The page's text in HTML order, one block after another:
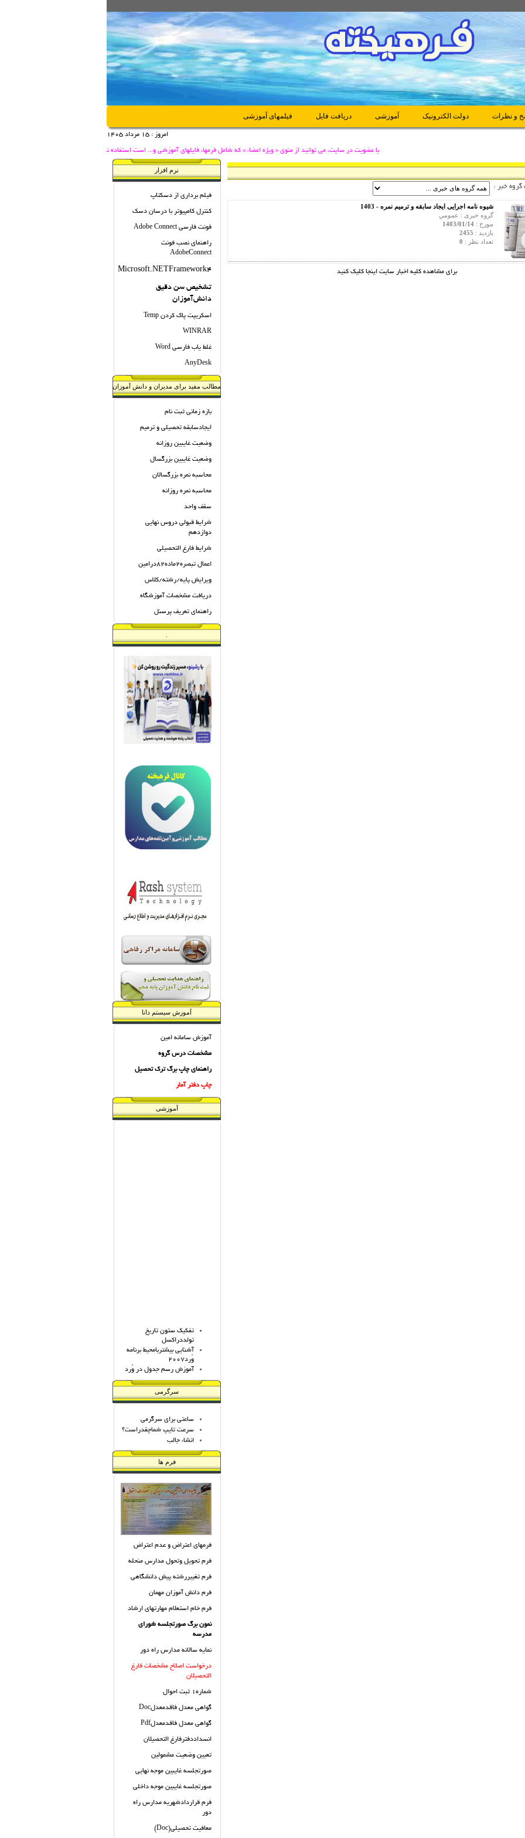
و نظرات دولت الکترونیک آموزشی دريافت فايل فیلمهای آموزشی
امروز : 15 مرداد 1405
با عضويت در سایت، می توانید از منوی « ویژه اعضاء » که شامل فرمها، فایلهای آموزشی و... است استفاده نمایید.
نرم افزار
فیلم برداری از دسکتاپ
کنترل کامپیوتر با درسان دسک
فونت فارسی Adobe Connect
راهنمای نصب فونت
AdobeConnect
Microsoft.NETFramework4
تشخیص سن دقیق
دانش‌آموزان
Temp اسكريپت پاك كردن
WINRAR
Word غلط یاب فارسی
AnyDesk
مطالب مفید برای مدیران و دانش آموزان
بازه زمانی ثبت نام
ایجادسابقه تحصیلی و ترمیم
وضعیت غایبین روزانه
وضعیت غایبین بزرگسال
محاسبه نمره بزرگسالان
محاسبه نمره روزانه
سقف واحد
شرایط قبولی دروس نهایی
دوازدهم
شرایط فارغ التحصیلی
اعمال تبصره2ماده82درامین
ویرایش پایه/رشته/کلاس
دریافت مشخصات آموزشگاه
راهنمای تعریف پرسنل
آموزش سیستم دانا
آموزش سامانه امین
مشخصات درس گروه
راهنماي چاپ برگ ترك تحصيل
چاپ دفتر آمار
آموزشی
تولددراکسل
آشنایی بیشتربامحیط برنامه
وُرد2007
آموزش رسم جدول در وُرد
تایپ انگلیسی و فارسی اعداد
در وُرد
کار با اسناد در وُرد
آموزش سناد(تعریف رشته)
حذف آدرسهای ثبت شده
ازاینترنت اکسپلورر
تبدیل فایل صوتی به MP3
آموزش فتوشاپ(1)
آموزش فتوشاپ(2)
آموزش فتوشاپ(3)
آموزش فتوشاپ(5)
آموزش فتوشاپ(6)
آموزش فتوشاپ(7)
آموزش فتوشاپ(8)
آموزش فتوشاپ(9)
آموزش نصب ویندوز ایکس
پی
سرگرمی
سرعت تایپ شماچقدراست؟
انشاء جالب
فرم ها
فرمهای اعتراض و عدم اعتراض
فرم تحويل وتحول مدارس منحله
فرم تغييررشته پيش دانشگاهي
فرم دانش آموزان مهمان
فرم خام استعلام مهارتهاي ارشاد
نمون برگ صورتجلسه شوراي
مدرسه
نمايه سالانه مدارس راه دور
درخواست اصلاح مشخصات فارغ
التحصيلان
شماره1 ثبت احوال
گواهي معدل فاقدمعدلDoc
گواهي معدل فاقدمعدلPdf
انسداددفترفارغ التحصیلان
تعیین وضعیت مشمولین
صورتجلسه غايبين موجه نهايي
صورتجلسه غايبين موجه داخلي
فرم قراردادشهریه مدارس راه
دور
معافیت تحصیلی(Doc)
گروه خبر :
شیوه نامه اجرایی ایجاد سابقه و ترمیم نمره - 1403
گروه خبری : عمومي
مورخ : 1403/01/14
بازدید : 2455
تعداد نظر : 0
برای مشاهده کلیه اخبار سایت اینجا کلیک کنید